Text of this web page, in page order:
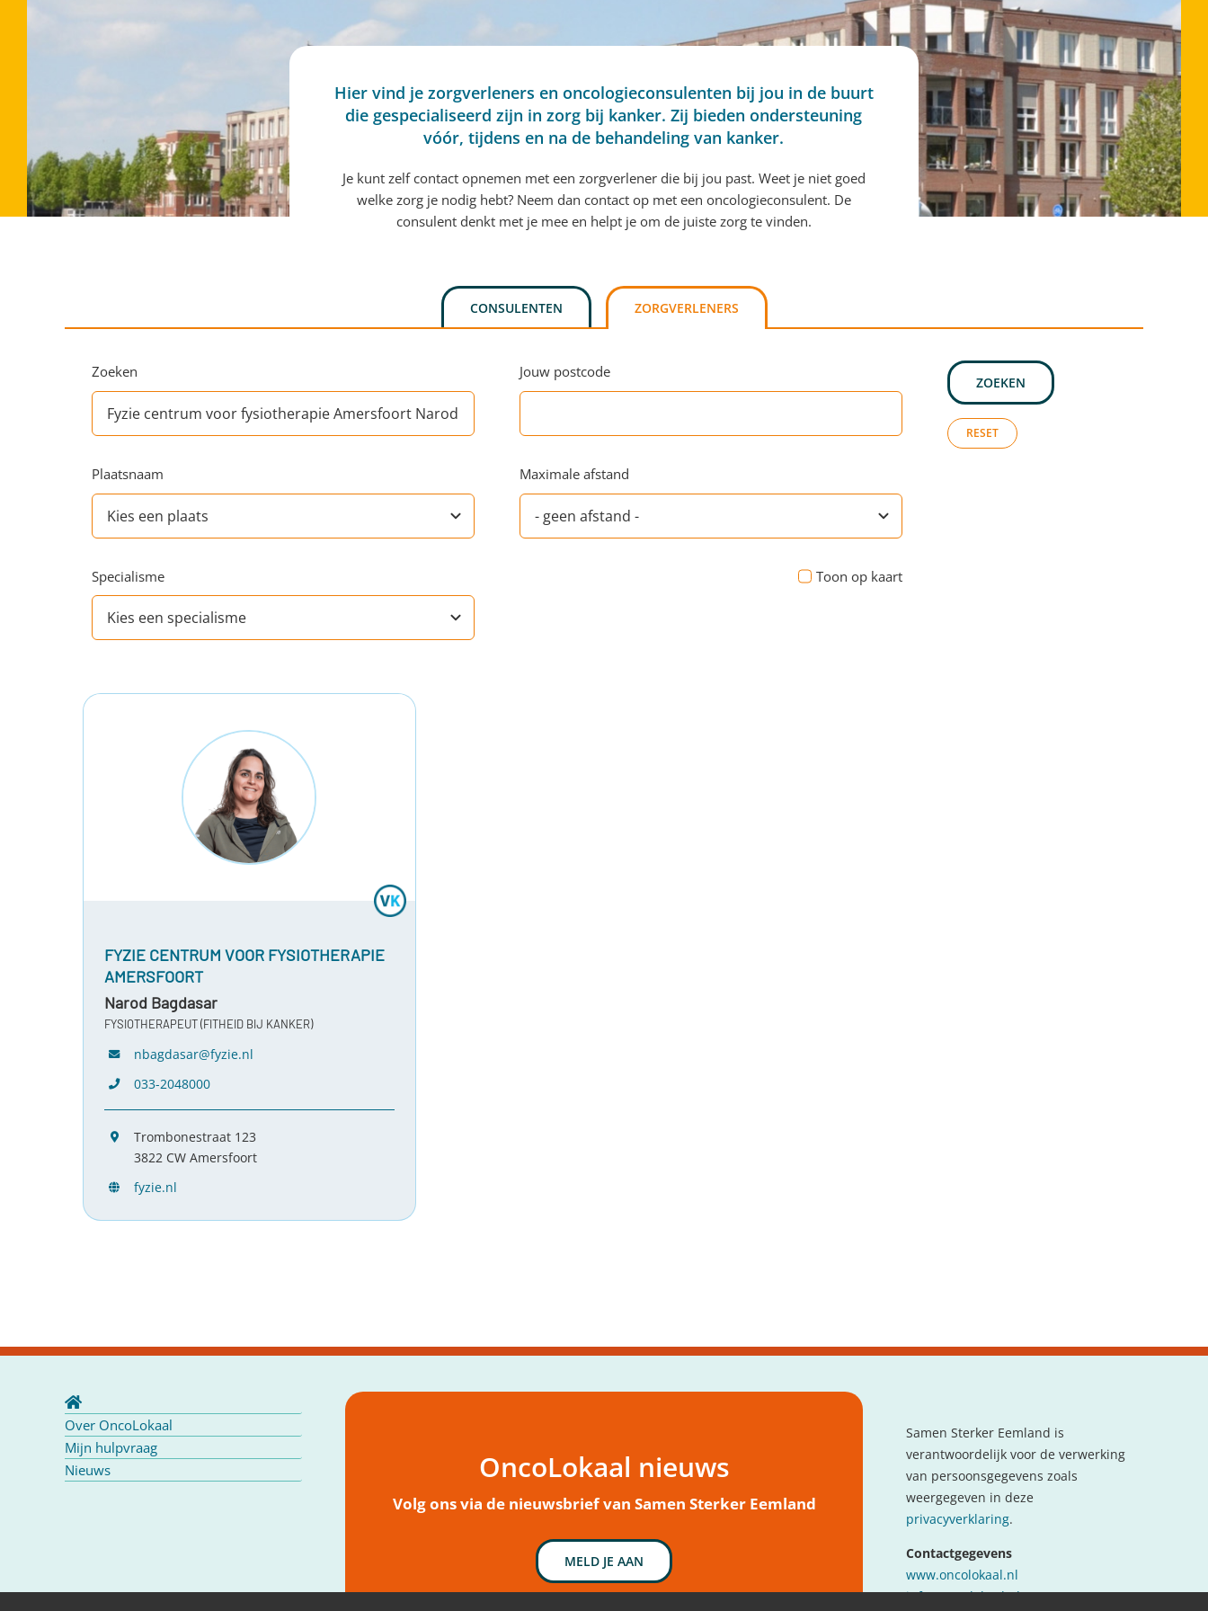
Hier vind je zorgverleners en oncologieconsulenten bij jou in de buurt
die gespecialiseerd zijn in zorg bij kanker. Zij bieden ondersteuning
vóór, tijdens en na de behandeling van kanker.
Je kunt zelf contact opnemen met een zorgverlener die bij jou past. Weet je niet goed
welke zorg je nodig hebt? Neem dan contact op met een oncologieconsulent. De
consulent denkt met je mee en helpt je om de juiste zorg te vinden.
CONSULENTEN ZORGVERLENERS
Zoeken
Plaatsnaam
Specialisme
Jouw postcode
Maximale afstand
Toon op kaart
ZOEKEN
RESET
FYZIE CENTRUM VOOR FYSIOTHERAPIE
AMERSFOORT
Narod Bagdasar
FYSIOTHERAPEUT (FITHEID BIJ KANKER)
nbagdasar@fyzie.nl
033-2048000
Trombonestraat 123
3822 CW Amersfoort
fyzie.nl
Over OncoLokaal
Mijn hulpvraag
Nieuws
OncoLokaal nieuws
Volg ons via de nieuwsbrief van Samen Sterker Eemland
MELD JE AAN
Samen Sterker Eemland is
verantwoordelijk voor de verwerking
van persoonsgegevens zoals
weergegeven in deze
privacyverklaring.
Contactgegevens
www.oncolokaal.nl
info@oncolokaal.nl